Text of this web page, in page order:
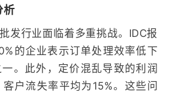
析
发行业面临着多重挑战。IDC报
的企业表示订单处理效率低下
。此外，定价混乱导致的利润
户流失率平均为15%。这些问